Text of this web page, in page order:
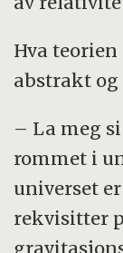
Hva
abstrakt
– La meg
rommet i
universet
rekvisitter